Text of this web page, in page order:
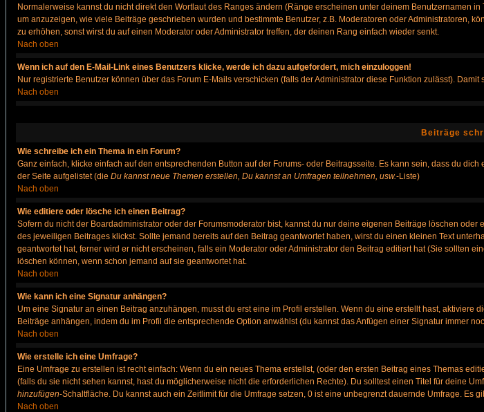
Normalerweise kannst du nicht direkt den Wortlaut des Ranges ändern (Ränge erscheinen unter deinem Benutzernamen
um anzuzeigen, wie viele Beiträge geschrieben wurden und bestimmte Benutzer, z.B. Moderatoren oder Administratoren,
zu erhöhen, sonst wirst du auf einen Moderator oder Administrator treffen, der deinen Rang einfach wieder senkt.
Nach oben
Wenn ich auf den E-Mail-Link eines Benutzers klicke, werde ich dazu aufgefordert, mich einzuloggen!
Nur registrierte Benutzer können über das Forum E-Mails verschicken (falls der Administrator diese Funktion zulässt).
Nach oben
Beiträge
Wie schreibe ich ein Thema in ein Forum?
Ganz einfach, klicke einfach auf den entsprechenden Button auf der Forums- oder Beitragsseite. Es kann sein, dass du
der Seite aufgelistet (die Du kannst neue Themen erstellen, Du kannst an Umfragen teilnehmen, usw.-Liste)
Nach oben
Wie editiere oder lösche ich einen Beitrag?
Sofern du nicht der Boardadministrator oder der Forumsmoderator bist, kannst du nur deine eigenen Beiträge löschen
des jeweiligen Beitrages klickst. Sollte jemand bereits auf den Beitrag geantwortet haben, wirst du einen kleinen Text
geantwortet hat, ferner wird er nicht erscheinen, falls ein Moderator oder Administrator den Beitrag editiert hat (Sie sollten
löschen können, wenn schon jemand auf sie geantwortet hat.
Nach oben
Wie kann ich eine Signatur anhängen?
Um eine Signatur an einen Beitrag anzuhängen, musst du erst eine im Profil erstellen. Wenn du eine erstellt hast, aktiviere
Beiträge anhängen, indem du im Profil die entsprechende Option anwählst (du kannst das Anfügen einer Signatur immer
Nach oben
Wie erstelle ich eine Umfrage?
Eine Umfrage zu erstellen ist recht einfach: Wenn du ein neues Thema erstellst, (oder den ersten Beitrag eines Themas
(falls du sie nicht sehen kannst, hast du möglicherweise nicht die erforderlichen Rechte). Du solltest einen Titel für deine
hinzufügen-Schaltfläche. Du kannst auch ein Zeitlimit für die Umfrage setzen, 0 ist eine unbegrenzt dauernde Umfrage. Es
Nach oben